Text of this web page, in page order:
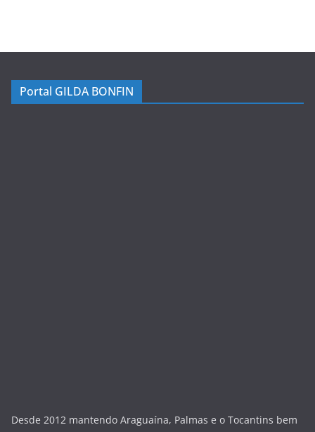
Portal GILDA BONFIN
Desde 2012 mantendo Araguaína, Palmas e o Tocantins bem